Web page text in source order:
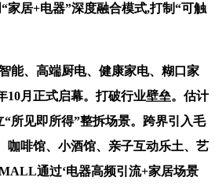
家居+电器”深度融合模式,打制“可触
、高端厨电、健康家电、糊口家
10月正式启幕。打破行业壁垒。估计
所见即所得”整拆场景。跨界引入毛
咖啡馆、小酒馆、亲子互动乐土、艺
通过‘电器高频引流+家居场景